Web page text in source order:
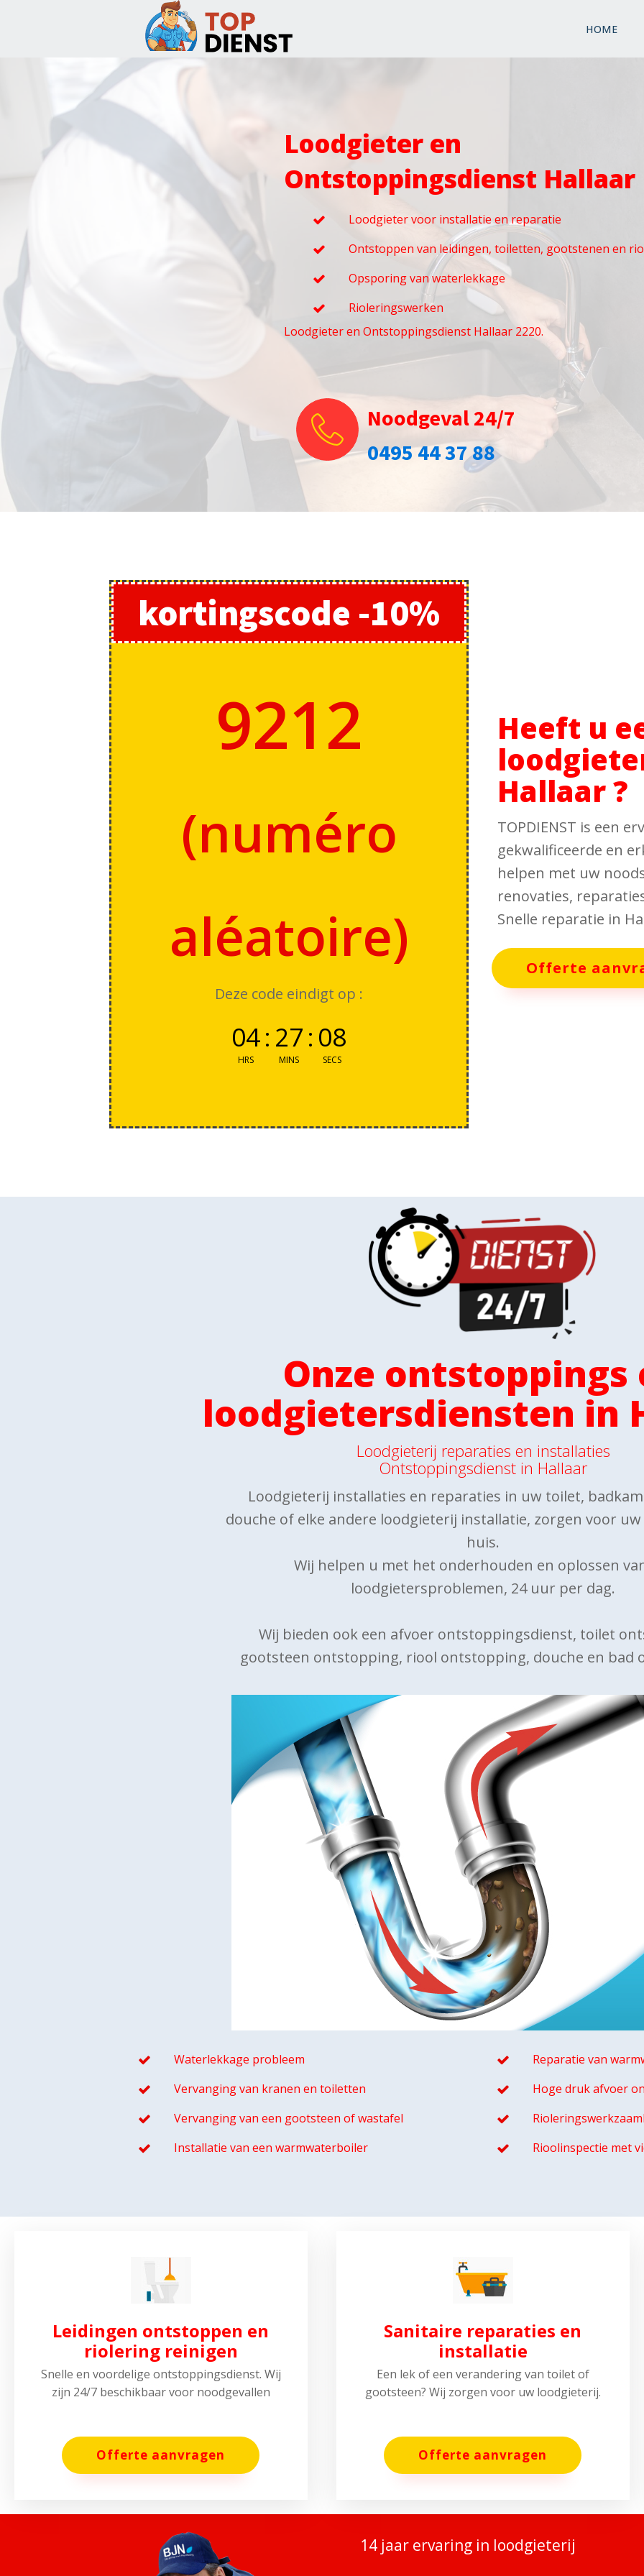
HOME
Loodgieter en
Ontstoppingsdienst Hallaar
Loodgieter voor installatie en reparatie
Ontstoppen van leidingen, toiletten, gootstenen en
Opsporing van waterlekkage
Rioleringswerken
Loodgieter en Ontstoppingsdienst Hallaar 2220.
Noodgeval 24/7
0495 44 37 88
kortingscode -10%
9212
(numéro
aléatoire)
Deze code eindigt op :
04
HRS
: 27
MINS
: 07
SECS
Heeft u
Hallaar ?
TOPDIENST is een
gekwalificeerde en
helpen met uw
renovaties,
Snelle reparatie in
Offerte
Onze ontstoppings
loodgietersdiensten in
Loodgieterij reparaties en installaties
Ontstoppingsdienst in Hallaar
Loodgieterij installaties en reparaties in uw toilet,
douche of elke andere loodgieterij installatie, zorgen voor
huis.
Wij helpen u met het onderhouden en oplossen
loodgietersproblemen, 24 uur per dag.
Wij bieden ook een afvoer ontstoppingsdienst, toilet
gootsteen ontstopping, riool ontstopping, douche en bad
Waterlekkage probleem
Vervanging van kranen en toiletten
Vervanging van een gootsteen of wastafel
Installatie van een warmwaterboiler
Reparatie van
Hoge druk afvoer
Rioolinspectie met
Leidingen ontstoppen en
riolering reinigen
Snelle en voordelige ontstoppingsdienst. Wij
zijn 24/7 beschikbaar voor noodgevallen
Offerte aanvragen
Sanitaire reparaties en
installatie
Een lek of een verandering van toilet of
gootsteen? Wij zorgen voor uw loodgieterij.
Offerte aanvragen
14 jaar ervaring in loodgieterij